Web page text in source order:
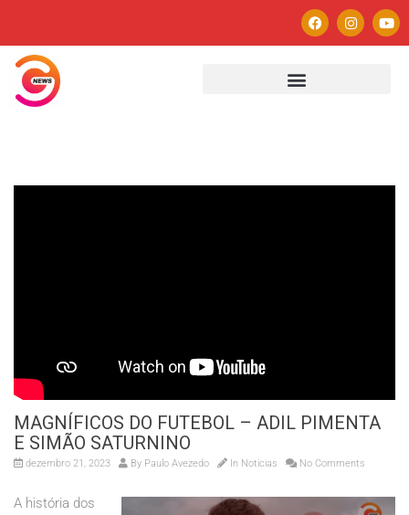
MAGNÍFICOS DO FUTEBOL – ADIL PIMENTA
E SIMÃO SATURNINO
dezembro 21, 2023 By Paulo Avezedo In Noticias No Comments
A história dos